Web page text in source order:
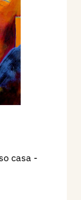
casa -